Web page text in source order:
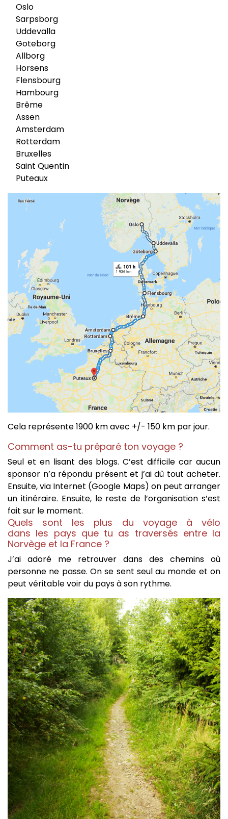
Oslo
Sarpsborg
Uddevalla
Goteborg
Allborg
Horsens
Flensbourg
Hambourg
Brême
Assen
Amsterdam
Rotterdam
Bruxelles
Saint Quentin
Puteaux
Cela représente 1900 km avec +/- 150 km par jour.
Comment as-tu préparé ton voyage ?
Seul et en lisant des blogs. C’est difficile car aucun
sponsor n’a répondu présent et j’ai dû tout acheter.
Ensuite, via Internet (Google Maps) on peut arranger
un itinéraire. Ensuite, le reste de l’organisation s’est
fait sur le moment.
Quels sont les plus du voyage à vélo
dans les pays que tu as traversés entre la
Norvège et la France ?
J’ai adoré me retrouver dans des chemins où
personne ne passe. On se sent seul au monde et on
peut véritable voir du pays à son rythme.